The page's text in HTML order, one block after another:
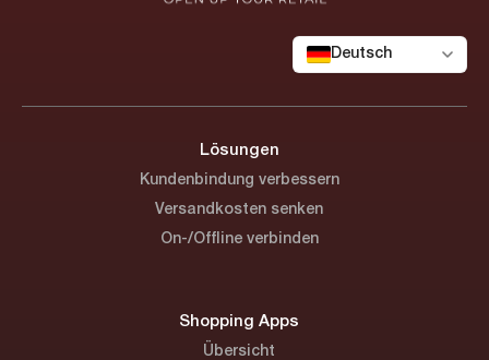
Deutsch
Lösungen
Kundenbindung verbessern
Versandkosten senken
On-/Offline verbinden
Shopping Apps
Übersicht